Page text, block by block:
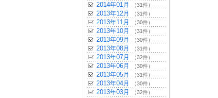
2014年01月 （31件）
2013年12月 （31件）
2013年11月 （30件）
2013年10月 （31件）
2013年09月 （30件）
2013年08月 （31件）
2013年07月 （32件）
2013年06月 （30件）
2013年05月 （31件）
2013年04月 （30件）
2013年03月 （32件）